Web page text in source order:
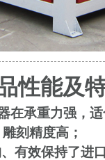
性能及
在承重力强，
刻精度高；
有效保持了进